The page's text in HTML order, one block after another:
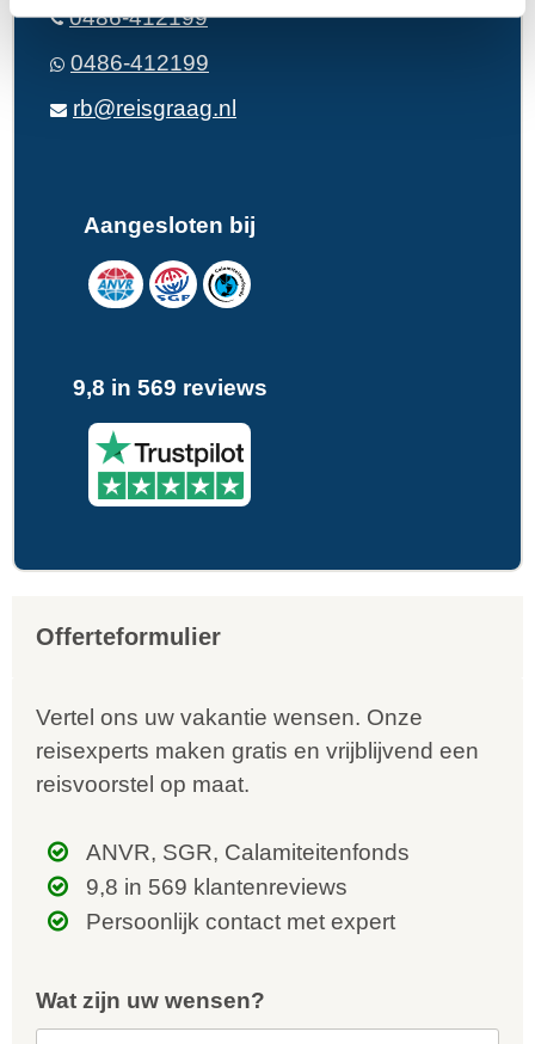
0486-412199
0486-412199
rb@reisgraag.nl
Aangesloten bij
9,8 in 569 reviews
Offerteformulier
Vertel ons uw vakantie wensen. Onze
reisexperts maken gratis en vrijblijvend een
reisvoorstel op maat.
ANVR, SGR, Calamiteitenfonds
9,8 in 569 klantenreviews
Persoonlijk contact met expert
Wat zijn uw wensen?